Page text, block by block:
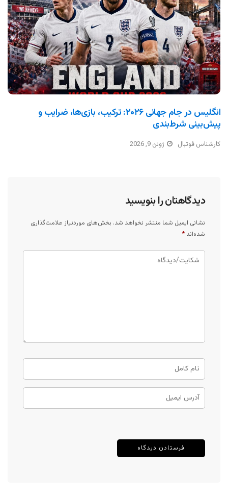
انگلیس در جام جهانی ۲۰۲۶: ترکیب، بازی‌ها، ضرایب و
پیش‌بینی شرط‌بندی
کارشناس فوتبال ژوئن 9, 2026
دیدگاهتان را بنویسید
نشانی ایمیل شما منتشر نخواهد شد. بخش‌های موردنیاز علامت‌گذاری
شده‌اند *